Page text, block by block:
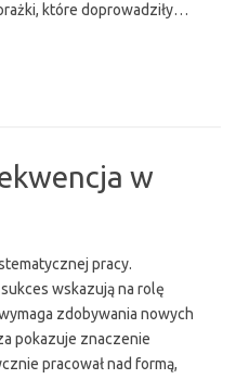
które doprowadziły…
w
pracy.
wskazują na rolę
zdobywania nowych
pokazuje znaczenie
pracował nad formą,